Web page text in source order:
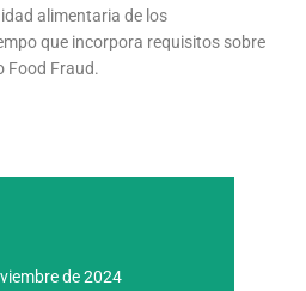
alimentaria de los
que incorpora requisitos sobre
Food Fraud.
de 2024